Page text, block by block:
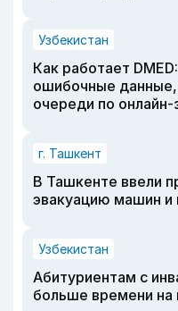
Узбекистан
Как работает
ошибочные данные,
очереди по онлайн-
г. Ташкент
В Ташкенте ввели
эвакуацию машин и
Узбекистан
Абитуриентам с
больше времени на